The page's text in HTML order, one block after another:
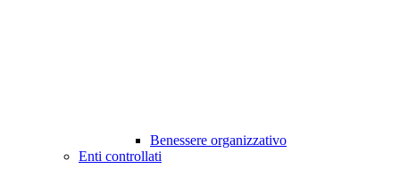
Benessere organizzativo
Enti controllati